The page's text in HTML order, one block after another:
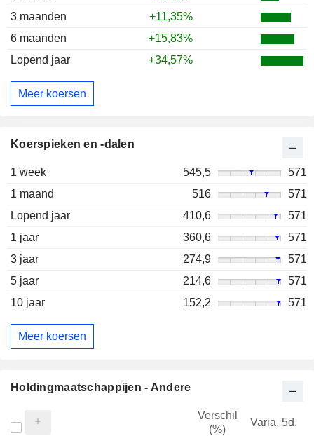
3 maanden
+11,35%
6 maanden
+15,83%
Lopend jaar
+34,57%
Meer koersen
Koerspieken en -dalen
1 week 545,5
571
1 maand
516
571
Lopend jaar
410,6
571
1 jaar
360,6
571
3 jaar
274,9
571
5 jaar
214,6
571
10 jaar
152,2 571
Meer koersen
Holdingmaatschappijen - Andere
Verschil
(%)
Varia. 5d.